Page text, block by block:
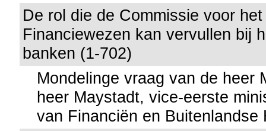
De rol die de Commissie voor
Financiewezen kan vervullen bij
banken (1-702)
Mondelinge vraag van de heer
heer Maystadt, vice-eerste
van Financiën en Buitenlandse